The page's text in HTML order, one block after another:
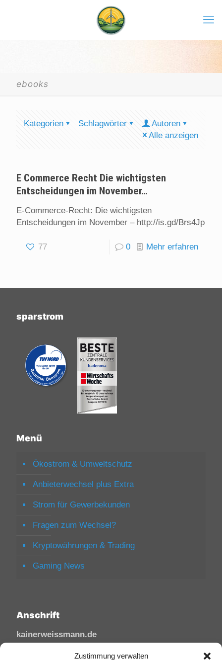
Zustimmung verwalten
ebooks
Kategorien Schlagwörter
Autoren
Alle anzeigen
E Commerce Recht Die wichtigsten
Entscheidungen im November…
E-Commerce-Recht: Die wichtigsten
Entscheidungen im November – http://is.gd/Brs4Jp
77 0 Mehr erfahren
sparstrom
Menü
Ökostrom & Umweltschutz
Anbieterwechsel plus Extra
Strom für Gewerbekunden
Fragen zum Wechsel?
Kryptowährungen & Trading
Gaming News
Anschrift
kainerweissmann.de
Linzhausenstraße